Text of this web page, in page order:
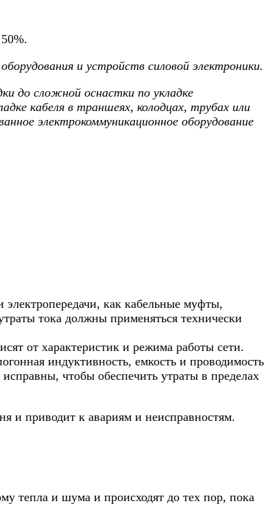
и устройств силовой электроники.
до сложной оснастки по укладке
кабеля в траншеях, колодцах, трубах или
электрокоммуникационное оборудование
как кабельные муфты,
тока должны применяться технически
от характеристик и режима работы сети.
индуктивность, емкость и проводимость
чтобы обеспечить утраты в пределах
и приводит к авариям и неисправностям.
тепла и шума и происходят до тех пор, пока